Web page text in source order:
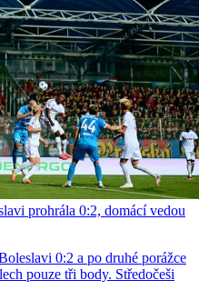
prohrála 0:2, domácí vedou
0:2 a po druhé porážce
pouze tři body. Středočeši